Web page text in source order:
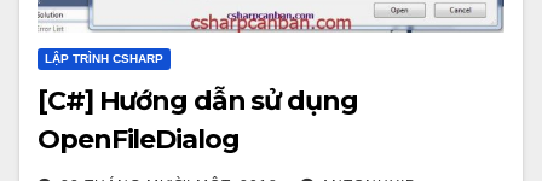
LẬP TRÌNH CSHARP
[C#] Hướng dẫn sử dụng
OpenFileDialog